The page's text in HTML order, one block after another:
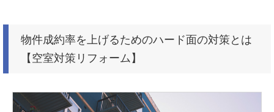
物件成約率を上げるためのハード面の対策とは
【空室対策リフォーム】